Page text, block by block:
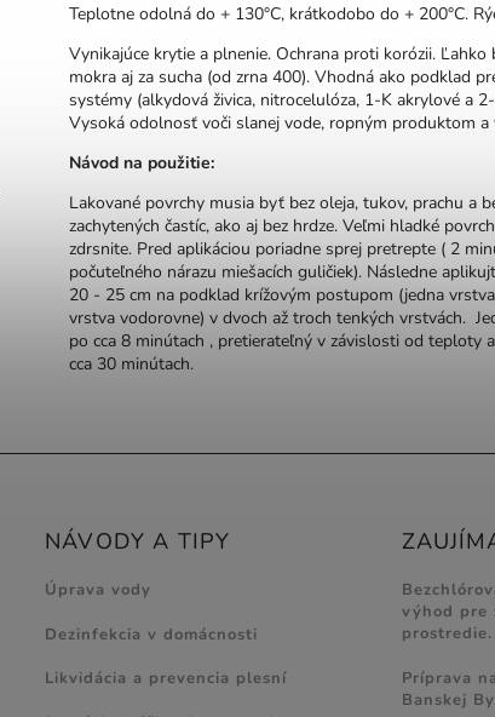
Teplotne odolná do + 130°C, krátkodobo do + 200°C.
Vynikajúce krytie a plnenie. Ochrana proti korózii. Ľahko
mokra aj za sucha (od zrna 400). Vhodná ako podklad
systémy (alkydová živica, nitrocelulóza, 1-K akrylové a
Vysoká odolnosť voči slanej vode, ropným produktom a
Návod na použitie:
Lakované povrchy musia byť bez oleja, tukov, prachu a
zachytených častíc, ako aj bez hrdze. Veľmi hladké
zdrsnite. Pred aplikáciou poriadne sprej pretrepte ( 2
počuteľného nárazu miešacích guličiek). Následne
20 - 25 cm na podklad krížovým postupom (jedna
vrstva vodorovne) v dvoch až troch tenkých vrstvách.
po cca 8 minútach , pretierateľný v závislosti od teploty
cca 30 minútach.
NÁVODY A TIPY
Úprava vody
Dezinfekcia v domácnosti
Likvidácia a prevencia plesní
výhod pre
prostredie.
Príprava
Banskej